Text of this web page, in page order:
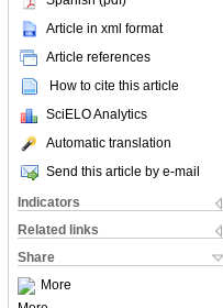
Article in xml format
Article references
How to cite this article
SciELO Analytics
Automatic translation
Send this article by e-mail
Indicators
Related links
Share
More